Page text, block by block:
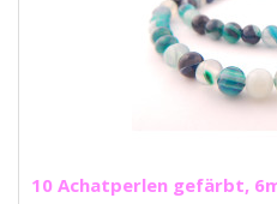
10 Achatperlen gefärbt,